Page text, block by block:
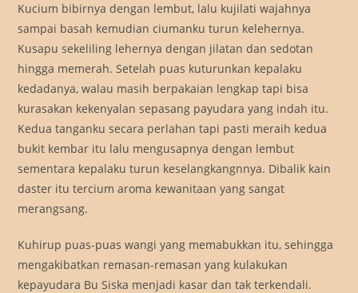
Kucium bibirnya dengan lembut, lalu kujilati wajahnya
sampai basah kemudian ciumanku turun kelehernya.
Kusapu sekeliling lehernya dengan jilatan dan sedotan
hingga memerah. Setelah puas kuturunkan kepalaku
kedadanya, walau masih berpakaian lengkap tapi bisa
kurasakan kekenyalan sepasang payudara yang indah itu.
Kedua tanganku secara perlahan tapi pasti meraih kedua
bukit kembar itu lalu mengusapnya dengan lembut
sementara kepalaku turun keselangkangnnya. Dibalik kain
daster itu tercium aroma kewanitaan yang sangat
merangsang.
Kuhirup puas-puas wangi yang memabukkan itu, sehingga
mengakibatkan remasan-remasan yang kulakukan
kepayudara Bu Siska menjadi kasar dan tak terkendali.